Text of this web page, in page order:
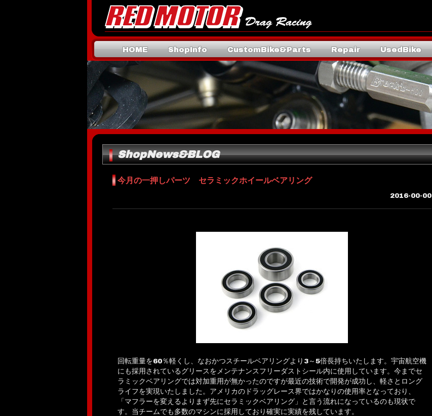
HOME ShopInfo CustomBike&Parts Repair UsedBike
Mail
ShopNews&BLOG
今月の一押しパーツ セラミックホイールベアリング
2016-00-00
回転重量を60％軽くし、なおかつスチールベアリングより3～5倍長持ちいたします。宇宙航空機
にも採用されているグリースをメンテナンスフリーダストシール内に使用しています。今までセ
ラミックベアリングでは対加重用が無かったのですが最近の技術で開発が成功し、軽さとロング
ライフを実現いたしました。アメリカのドラッグレース界ではかなりの使用率となっており、
「マフラーを変えるよりまず先にセラミックベアリング」と言う流れになっているのも現状で
す。当チームでも多数のマシンに採用しており確実に実績を残しています。